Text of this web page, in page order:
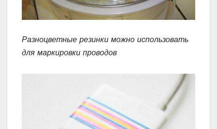
Разноцветные резинки можно использовать
для маркировки проводов